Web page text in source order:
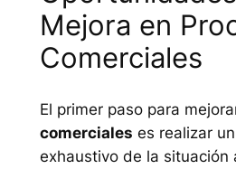
Mejora en
Comerciales
El primer paso para
comerciales es realizar
exhaustivo de la situación